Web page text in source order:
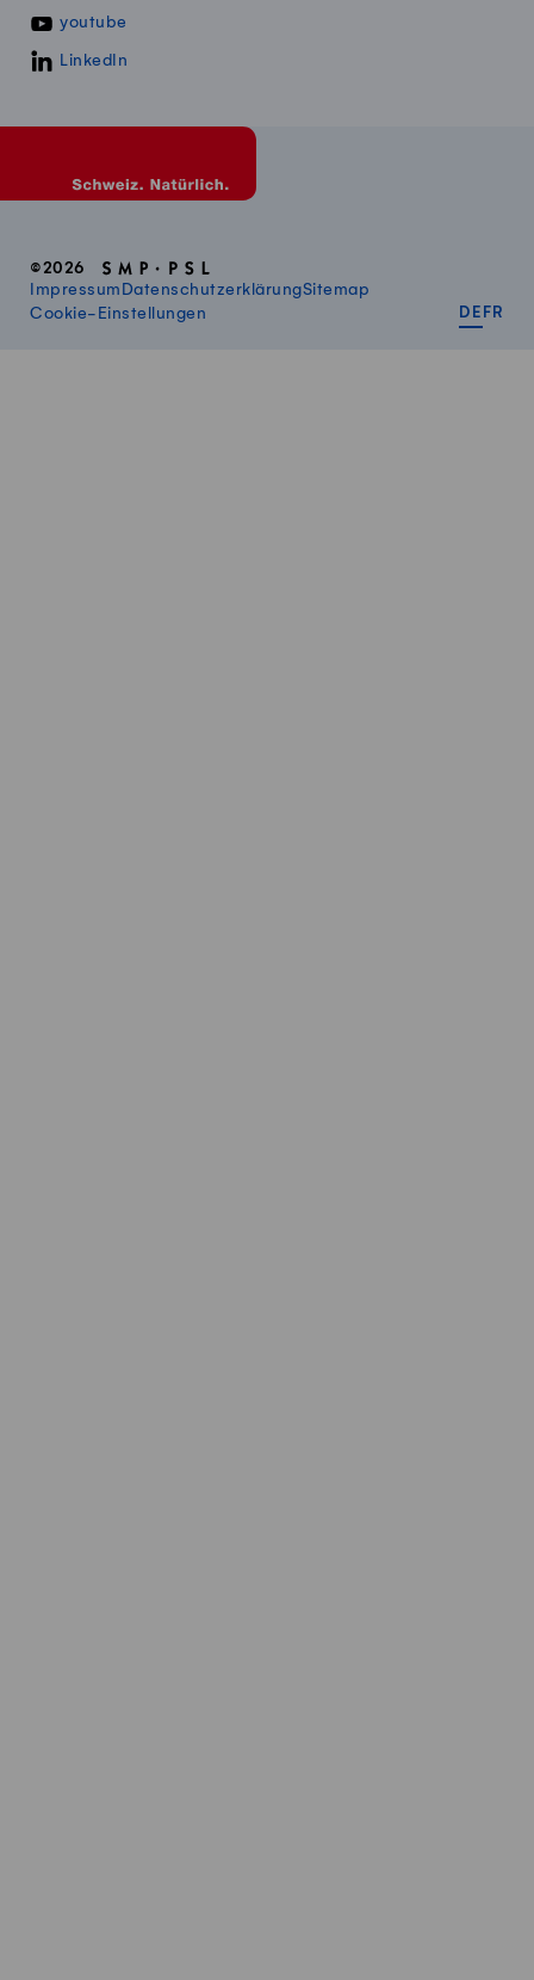
youtube
LinkedIn
©2026
Impressum DatenschutzerklärungSitemap
Cookie-Einstellungen
DE FR